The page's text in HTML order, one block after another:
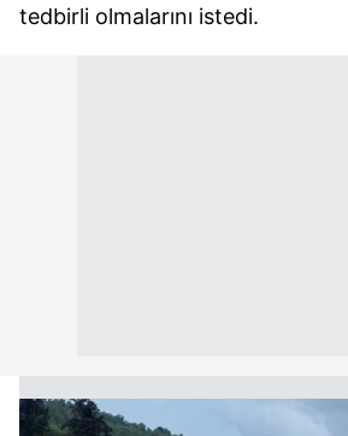
tedbirli olmalarını istedi.